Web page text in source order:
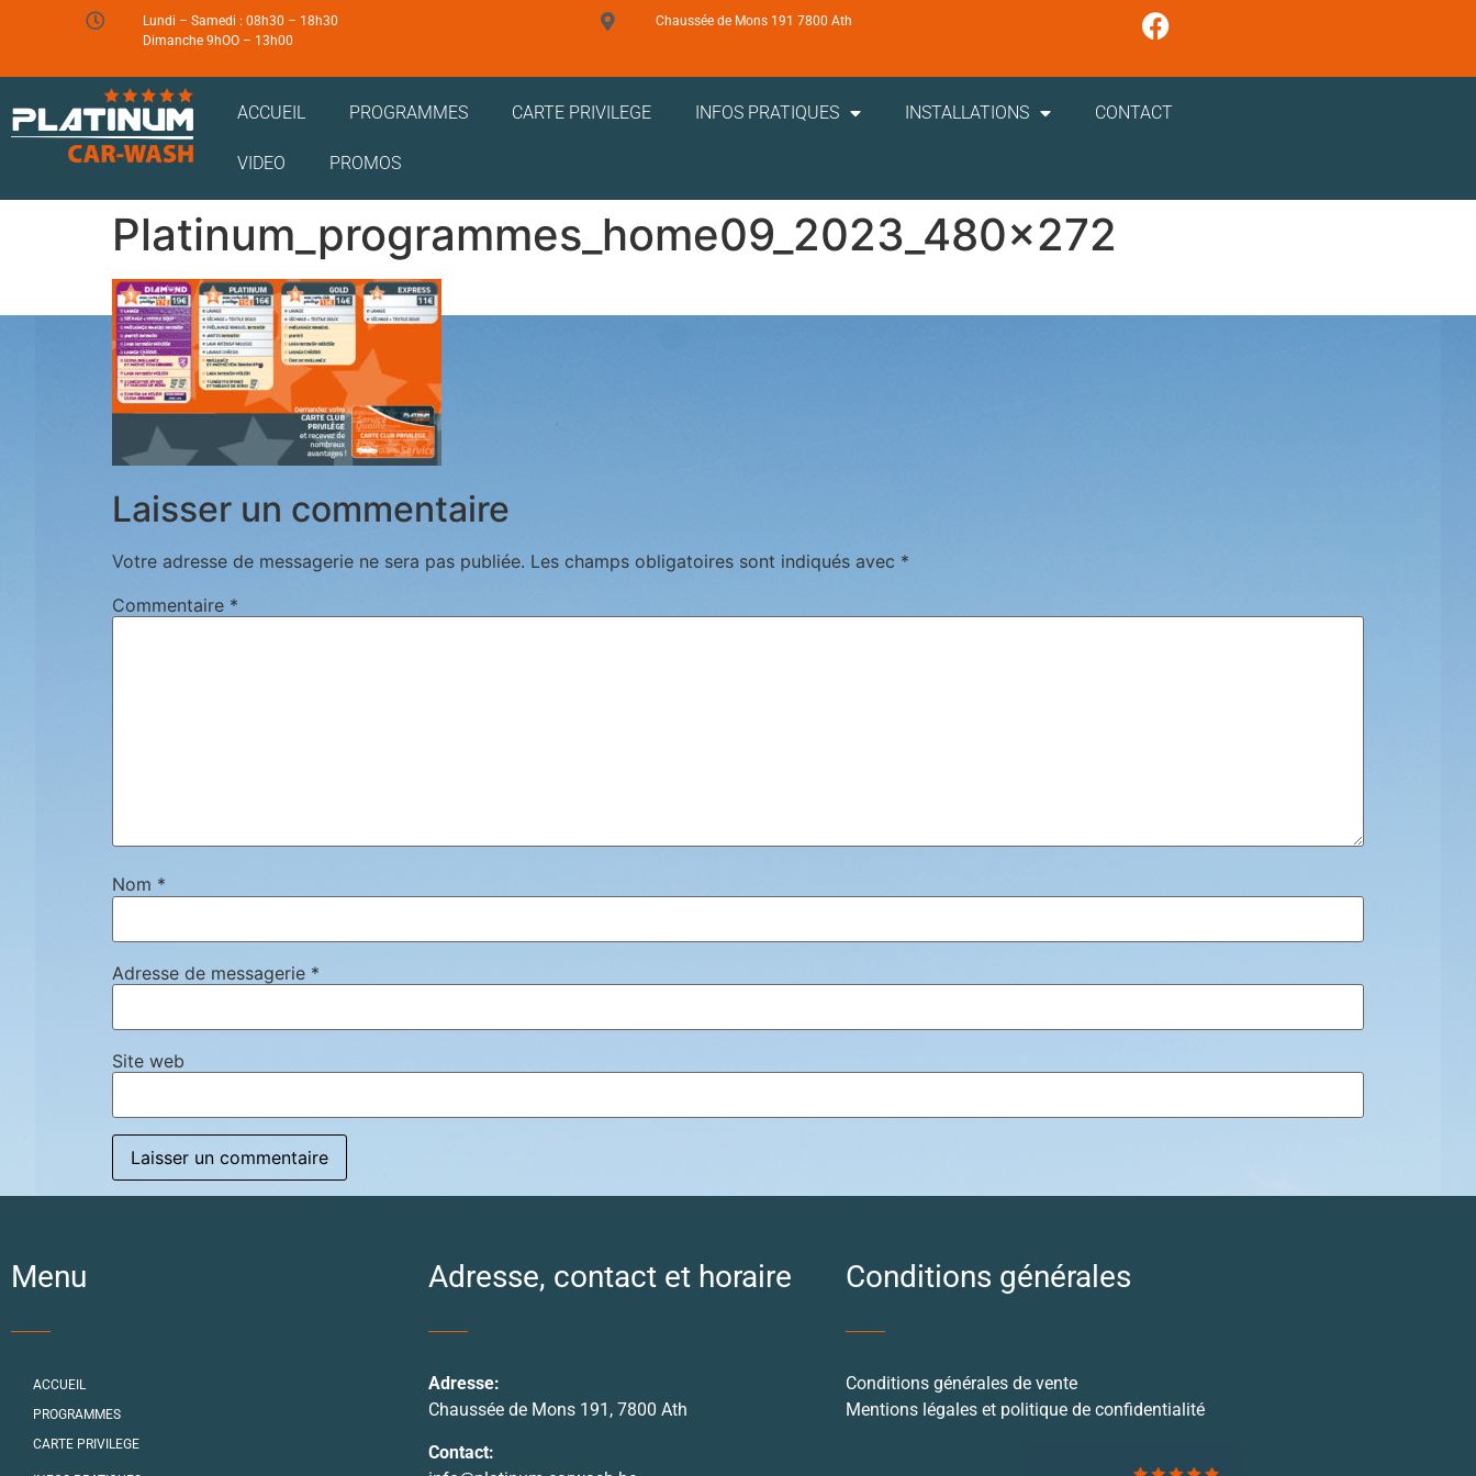
Lundi – Samedi : 08h30 – 18h30
Dimanche 9hOO – 13h00
Chaussée de Mons 191 7800 Ath
ACCUEIL PROGRAMMES CARTE PRIVILEGE INFOS PRATIQUES INSTALLATIONS CONTACT
VIDEO PROMOS
Platinum_programmes_home09_2023_480x272
Laisser un commentaire
Votre adresse de messagerie ne sera pas publiée. Les champs obligatoires sont indiqués avec *
Commentaire *
Nom *
Adresse de messagerie *
Site web
Menu
ACCUEIL
PROGRAMMES
CARTE PRIVILEGE
Adresse, contact et horaire
Adresse:
Chaussée de Mons 191, 7800 Ath
Contact:
Conditions générales
Conditions générales de vente
Mentions légales et politique de confidentialité